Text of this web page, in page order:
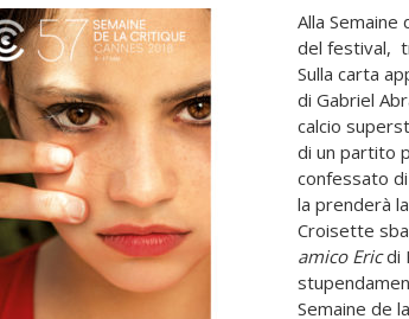
Alla
del festival,
Sulla carta
di Gabriel
calcio
di un partito
confessato
la prenderà
Croisette
amico Ericdi
Semaine de